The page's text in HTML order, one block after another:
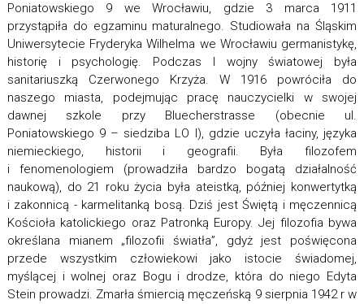
Poniatowskiego 9 we Wrocławiu, gdzie 3 marca 1911
przystąpiła do egzaminu maturalnego. Studiowała na Śląskim
Uniwersytecie Fryderyka Wilhelma we Wrocławiu germanistykę,
historię i psychologię. Podczas I wojny światowej była
sanitariuszką Czerwonego Krzyża. W 1916 powróciła do
naszego miasta, podejmując pracę nauczycielki w swojej
dawnej szkole przy Bluecherstrasse (obecnie ul.
Poniatowskiego 9 – siedziba LO I), gdzie uczyła łaciny, języka
niemieckiego, historii i geografii. Była filozofem
i fenomenologiem (prowadziła bardzo bogatą działalność
naukową), do 21 roku życia była ateistką, później konwertytką
i zakonnicą - karmelitanką bosą. Dziś jest Świętą i męczennicą
Kościoła katolickiego oraz Patronką Europy. Jej filozofia bywa
określana mianem „filozofii światła”, gdyż jest poświęcona
przede wszystkim człowiekowi jako istocie świadomej,
myślącej i wolnej oraz Bogu i drodze, która do niego Edyta
Stein prowadzi. Zmarła śmiercią męczeńską 9 sierpnia 1942 r w